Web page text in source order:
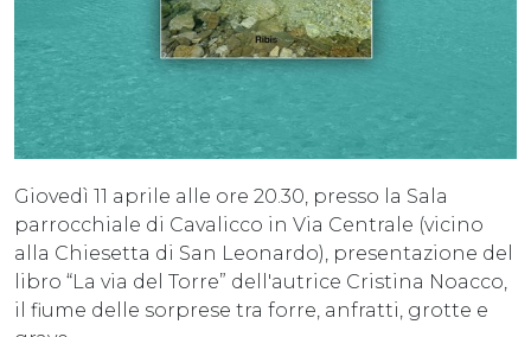
Giovedì 11 aprile alle ore 20.30, presso la Sala
parrocchiale di Cavalicco in Via Centrale (vicino
alla Chiesetta di San Leonardo), presentazione del
libro “La via del Torre” dell'autrice Cristina Noacco,
il fiume delle sorprese tra forre, anfratti, grotte e